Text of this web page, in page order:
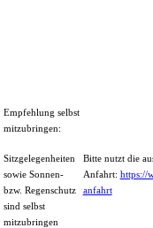
Empfehlung selbst
mitzubringen:
Sitzgelegenheiten
sowie Sonnen-
bzw. Regenschutz
sind selbst
mitzubringen
Bitte nutzt die
Anfahrt: https://
anfahrt